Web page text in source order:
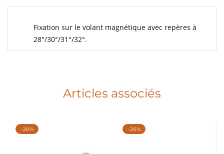
Fixation sur le volant magnétique avec repères à
28°/30°/31°/32°.
Articles associés
-20% -20%